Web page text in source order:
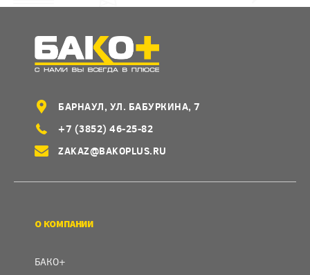
БАРНАУЛ, УЛ. БАБУРКИНА, 7
+7 (3852) 46-25-82
ZAKAZ@BAKOPLUS.RU
О КОМПАНИИ
БАКО+